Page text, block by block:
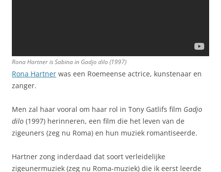
Rona Hartner is Sabina in Gadjo dilo (1997)
Rona Hartner was een Roemeense actrice, kunstenaar en
zanger.
Men zal haar vooral om haar rol in Tony Gatlifs film Gadjo
dilo (1997) herinneren, een film die het leven van de
zigeuners (zeg nu Roma) en hun muziek romantiseerde.
Hartner zong inderdaad dat soort verleidelijke
zigeunermuziek (zeg nu Roma-muziek) die ik eerst leerde